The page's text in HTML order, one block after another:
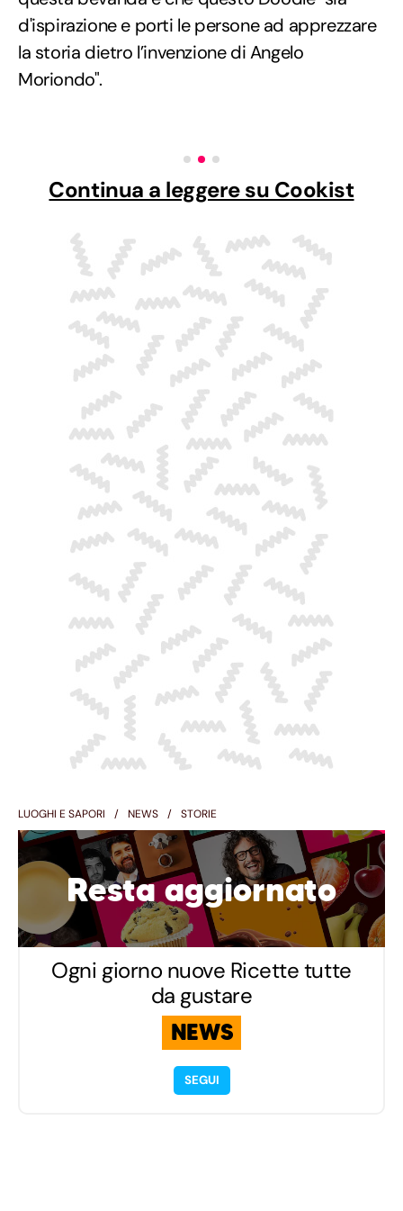
d'ispirazione e porti le persone ad apprezzare
la storia dietro l’invenzione di Angelo
Moriondo".
Continua a leggere su Cookist
LUOGHI E SAPORI NEWS STORIE
Resta aggiornato
Ogni giorno nuove Ricette tutte
da gustare
NEWS
SEGUI